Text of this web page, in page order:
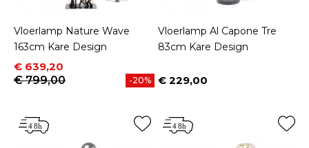
Vloerlamp Nature Wave
163cm Kare Design
Prijs
€ 639,20
Normale prijs
€ 799,00
-20%
Vloerlamp Al Capone Tre
83cm Kare Design
Prijs
€ 229,00